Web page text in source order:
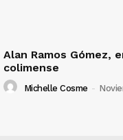
Alan Ramos Gómez,
colimense
Michelle Cosme -